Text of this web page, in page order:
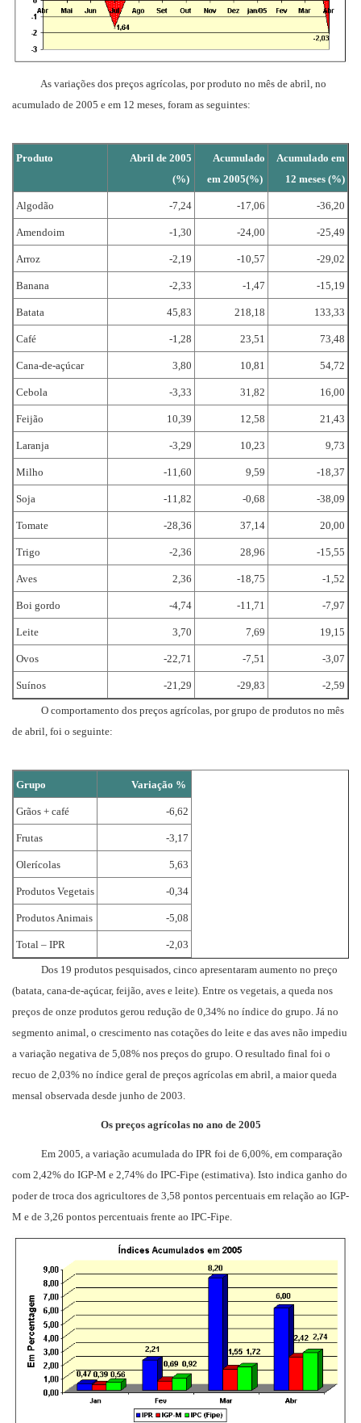
As variações dos preços agrícolas, por produto no mês de abril, no
acumulado de 2005 e em 12 meses, foram as seguintes:
Produto
Abril de 2005
(%)
Acumulado
em 2005(%)
Acumulado em
12 meses (%)
Algodão -7,24 -17,06 -36,20
Amendoim -1,30 -24,00 -25,49
Arroz -2,19 -10,57 -29,02
Banana -2,33 -1,47 -15,19
Batata 45,83 218,18 133,33
Café -1,28 23,51 73,48
Cana-de-açúcar 3,80 10,81 54,72
Cebola -3,33 31,82 16,00
Feijão 10,39 12,58 21,43
Laranja -3,29 10,23 9,73
Milho -11,60 9,59 -18,37
Soja -11,82 -0,68 -38,09
Tomate -28,36 37,14 20,00
Trigo -2,36 28,96 -15,55
Aves 2,36 -18,75 -1,52
Boi gordo -4,74 -11,71 -7,97
Leite 3,70 7,69 19,15
Ovos -22,71 -7,51 -3,07
Suínos -21,29 -29,83 -2,59
O comportamento dos preços agrícolas, por grupo de produtos no mês
de abril, foi o seguinte:
Grupo Variação %
Grãos + café -6,62
Frutas -3,17
Olerícolas 5,63
Produtos Vegetais -0,34
Produtos Animais -5,08
Total – IPR -2,03
Dos 19 produtos pesquisados, cinco apresentaram aumento no preço
(batata, cana-de-açúcar, feijão, aves e leite). Entre os vegetais, a queda nos
preços de onze produtos gerou redução de 0,34% no índice do grupo. Já no
segmento animal, o crescimento nas cotações do leite e das aves não impediu
a variação negativa de 5,08% nos preços do grupo. O resultado final foi o
recuo de 2,03% no índice geral de preços agrícolas em abril, a maior queda
mensal observada desde junho de 2003.
Os preços agrícolas no ano de 2005
Em 2005, a variação acumulada do IPR foi de 6,00%, em comparação
com 2,42% do IGP-M e 2,74% do IPC-Fipe (estimativa). Isto indica ganho do
poder de troca dos agricultores de 3,58 pontos percentuais em relação ao IGP-
M e de 3,26 pontos percentuais frente ao IPC-Fipe.